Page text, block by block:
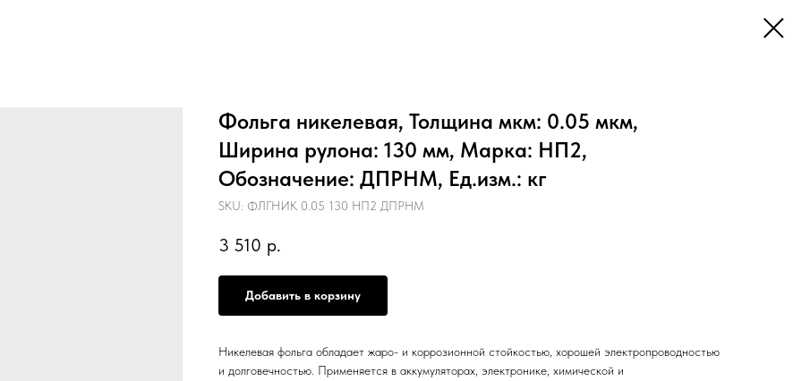
Фольга никелевая, Толщина мкм: 0.05 мкм,
Ширина рулона: 130 мм, Марка: НП2,
Обозначение: ДПРНМ, Ед.изм.: кг
SKU: ФЛГНИК 0.05 130 НП2 ДПРНМ
3 510 р.
Добавить в корзину
Никелевая фольга обладает жаро- и коррозионной стойкостью, хорошей электропроводностью
и долговечностью. Применяется в аккумуляторах, электронике, химической и